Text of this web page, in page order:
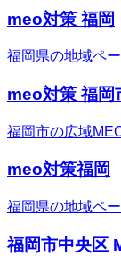
meo対策 福岡
福岡県の地域ペ
meo対策 福岡
福岡市の広域
meo対策福岡
福岡県の地域ペ
福岡市中央区